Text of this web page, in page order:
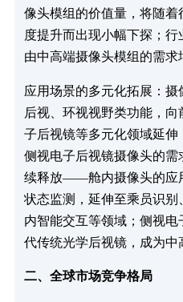
像头模组的价值量，将随
度提升而出现小幅下探；
由中高端摄像头模组的需求
应用场景的多元化拓展：
后视、环视视野类功能，
子后视镜等多元化领域延
侧视电子后视镜摄像头的
续释放——舱内摄像头的应
状态监测，延伸至乘员识
内智能交互等领域；侧视
代传统光学后视镜，成为中
二、全球市场竞争格局